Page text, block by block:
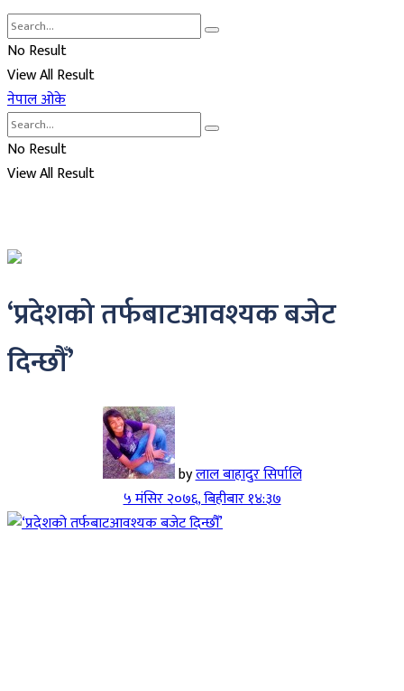
No Result
View All Result
नेपाल ओके
No Result
View All Result
‘प्रदेशको तर्फबाटआवश्यक बजेट
दिन्छौँ’
byलाल बाहादुर सिर्पालि
५ मंसिर २०७६, बिहीबार १४:३७